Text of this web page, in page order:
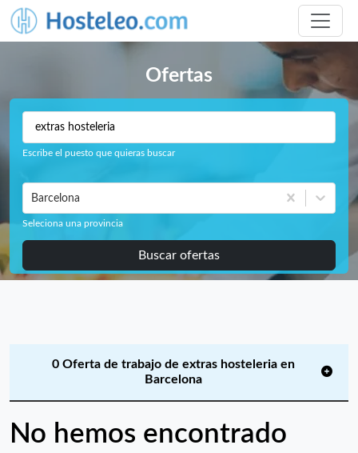
Ofertas
Escribe el puesto que quieras buscar
Barcelona
Seleciona una provincia
Buscar ofertas
0 Oferta de trabajo de extras hosteleria en
Barcelona
No hemos encontrado